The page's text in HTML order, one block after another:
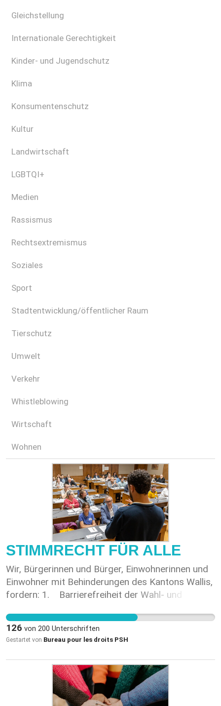
Gleichstellung
Internationale Gerechtigkeit
Kinder- und Jugendschutz
Klima
Konsumentenschutz
Kultur
Landwirtschaft
LGBTQI+
Medien
Rassismus
Rechtsextremismus
Soziales
Sport
Stadtentwicklung/öffentlicher Raum
Tierschutz
Umwelt
Verkehr
Whistleblowing
Wirtschaft
Wohnen
STIMMRECHT FÜR ALLE
Wir, Bürgerinnen und Bürger, Einwohnerinnen und
Einwohner mit Behinderungen des Kantons Wallis,
fordern: 1. Barrierefreiheit der Wahl- und
politischer Teilhabe Damit alle Menschen mit
Behinderungen ihre politischen Rechte vollständig
ausüben können, ist es unerlässlich, die
Abstimmungsunterlagen sowie der Orte
politischer Partizipation sicherzustellen. Diese
Anforderung ist ausdrücklich in Artikel 29 der
126 von 200 Unterschriften
Gestartet von Bureau pour les droits PSH